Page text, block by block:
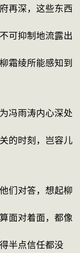
再深，这些东西
可抑制地流露出
霜绫所能感知到
冯雨涛内心深处
的时刻，岂容儿
们对答，想起柳
面对着面，都像
半点信任都没